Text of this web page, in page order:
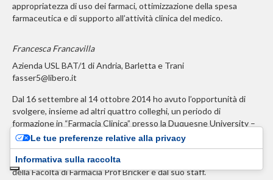
appropriatezza di uso dei farmaci, ottimizzazione della spesa
farmaceutica e di supporto all’attività clinica del medico.
Francesca Francavilla
Azienda USL BAT/1 di Andria, Barletta e Trani
fasser5@libero.it
Dal 16 settembre al 14 ottobre 2014 ho avuto l’opportunità di
svolgere, insieme ad altri quattro colleghi, un periodo di
formazione in “Farmacia Clinica” presso la Duquesne University –
Mylan School of Pharmacy di Pittsburgh (Pennsylvania, USA)
nell’ambito di un Exchange Program sponsorizzato dalla SIFO.
Al nostro arrivo, siamo stati calorosamente accolti dal Preside
della Facoltà di Farmacia Prof Bricker e dal suo staff.
Le tue preferenze relative alla privacy
Informativa sulla raccolta